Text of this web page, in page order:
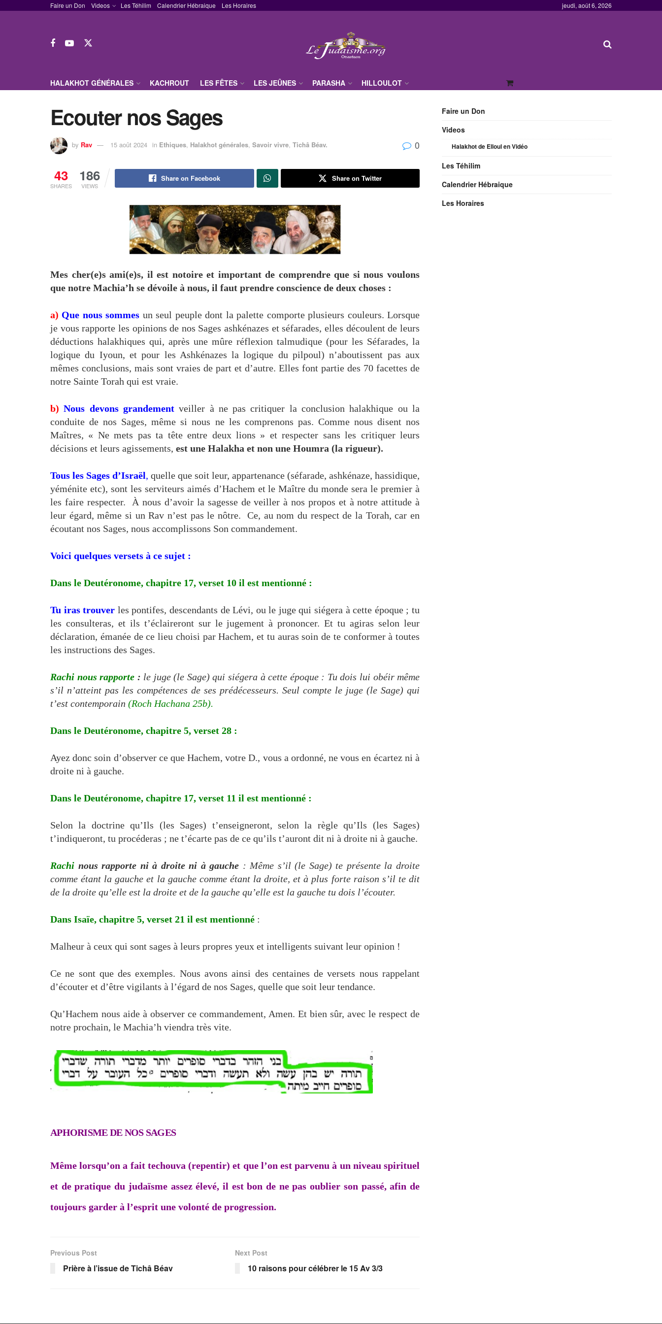
Faire un Don Videos Les Téhilim Calendrier Hébraique Les Horaires jeudi, août 6, 2026
HALAKHOT GÉNÉRALES KACHROUT LES FÊTES LES JEÛNES PARASHA HILLOULOT
Ecouter nos Sages
by Rav 15 août 2024 in Ethiques, Halakhot générales, Savoir vivre, Tichâ Béav. 0
43
SHARES
186
VIEWS
Share on Facebook Share on Twitter
Mes cher(e)s ami(e)s, il est notoire et important de comprendre que si nous voulons
que notre Machia’h se dévoile à nous, il faut prendre conscience de deux choses :
a) Que nous sommes un seul peuple dont la palette comporte plusieurs couleurs. Lorsque
je vous rapporte les opinions de nos Sages ashkénazes et séfarades, elles découlent de leurs
déductions halakhiques qui, après une mûre réflexion talmudique (pour les Séfarades, la
logique du Iyoun, et pour les Ashkénazes la logique du pilpoul) n’aboutissent pas aux
mêmes conclusions, mais sont vraies de part et d’autre. Elles font partie des 70 facettes de
notre Sainte Torah qui est vraie.
b)Nous devons grandementveiller à ne pas critiquer la conclusion halakhique ou la
conduite de nos Sages, même si nous ne les comprenons pas. Comme nous disent nos
Maîtres, « Ne mets pas ta tête entre deux lions » et respecter sans les critiquer leurs
décisions et leurs agissements, est une Halakha et non une Houmra (la rigueur).
Tous les Sages d’Israël, quelle que soit leur, appartenance (séfarade, ashkénaze, hassidique,
yéménite etc), sont les serviteurs aimés d’Hachem et le Maître du monde sera le premier à
les faire respecter. À nous d’avoir la sagesse de veiller à nos propos et à notre attitude à
leur égard, même si un Rav n’est pas le nôtre. Ce, au nom du respect de la Torah, car en
écoutant nos Sages, nous accomplissons Son commandement.
Voici quelques versets à ce sujet :
Dans le Deutéronome, chapitre 17, verset 10 il est mentionné :
Tu iras trouver les pontifes, descendants de Lévi, ou le juge qui siégera à cette époque ; tu
les consulteras, et ils t’éclaireront sur le jugement à prononcer. Et tu agiras selon leur
déclaration, émanée de ce lieu choisi par Hachem, et tu auras soin de te conformer à toutes
les instructions des Sages.
Rachi nous rapporte : le juge(le Sage) qui siégera à cette époque : Tu dois lui obéir même
s’il n’atteint pas les compétences de ses prédécesseurs. Seul compte le juge (le Sage) qui
t’est contemporain (Roch Hachana 25b).
Dans le Deutéronome, chapitre 5, verset 28 :
Ayez donc soin d’observer ce que Hachem, votre D., vous a ordonné, ne vous en écartez ni à
droite ni à gauche.
Dans le Deutéronome, chapitre 17, verset 11 il est mentionné :
Selon la doctrine qu’Ils (les Sages) t’enseigneront, selon la règle qu’Ils (les Sages)
t’indiqueront, tu procéderas ; ne t’écarte pas de ce qu’ils t’auront dit ni à droite ni à gauche.
Rachi nous rapporte ni à droite ni à gauche : Même s’il (le Sage) te présente la droite
comme étant la gauche et la gauche comme étant la droite, et à plus forte raison s’il te dit
de la droite qu’elle est la droite et de la gauche qu’elle est la gauche tu dois l’écouter.
Dans Isaïe, chapitre 5, verset 21 il est mentionné :
Malheur à ceux qui sont sages à leurs propres yeux et intelligents suivant leur opinion !
Ce ne sont que des exemples. Nous avons ainsi des centaines de versets nous rappelant
d’écouter et d’être vigilants à l’égard de nos Sages, quelle que soit leur tendance.
Qu’Hachem nous aide à observer ce commandement, Amen. Et bien sûr, avec le respect de
notre prochain, le Machia’h viendra très vite.
APHORISME DE NOS SAGES
Même lorsqu’on a fait techouva (repentir) et que l’on est parvenu à un niveau spirituel
et de pratique du judaïsme assez élevé, il est bon de ne pas oublier son passé, afin de
toujours garder à l’esprit une volonté de progression.
Previous Post
Prière à l’issue de Tichâ Béav
Next Post
10 raisons pour célébrer le 15 Av 3/3
Faire un Don
Videos
Halakhot de Elloul en Vidéo
Les Téhilim
Calendrier Hébraique
Les Horaires